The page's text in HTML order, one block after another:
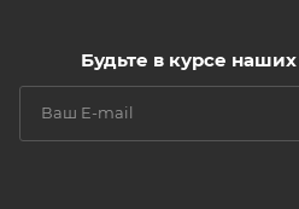
Будьте в курсе